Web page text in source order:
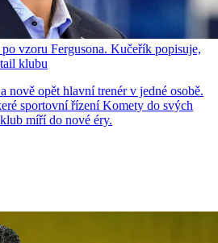
vzoru Fergusona. Kučeřík popisuje,
klubu
nově opět hlavní trenér v jedné osobě.
sportovní řízení Komety do svých
míří do nové éry.